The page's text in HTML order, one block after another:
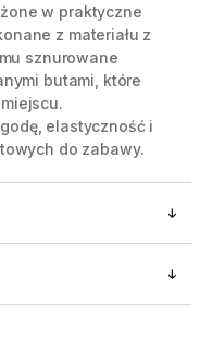
5 / 7
w praktyczne
z materiału z
sznurowane
butami, które
elastyczność i
do zabawy.